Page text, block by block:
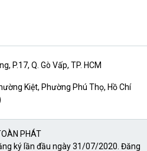
P.17, Q. Gò Vấp, TP. HCM
Kiệt, Phường Phú Thọ, Hồ Chí
PHÁT
ký lần đầu ngày 31/07/2020. Đăng